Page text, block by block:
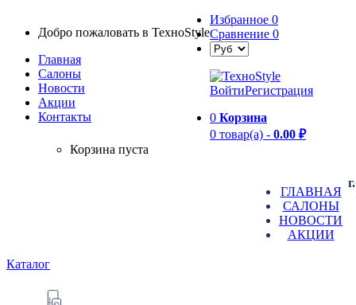
Добро пожаловать в TexноStyle
Главная
Салоны
Новости
Aкции
Контакты
Избранное 0
Сравнение 0
ВойтиРегистрация
0 Корзина
0 товар(а) - 0.00 ₽
Корзина пуста
ГЛАВНАЯ
САЛОНЫ
НОВОСТИ
АКЦИИ
Каталог